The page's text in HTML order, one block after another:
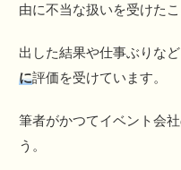
由に不当な扱いを受けたこ
出した結果や仕事ぶりな
に評価を受けています。
筆者がかつてイベント会
う。